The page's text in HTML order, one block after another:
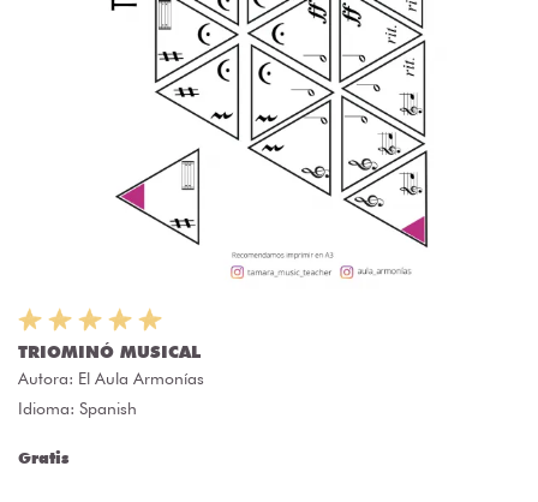
TRIOMINÓ MUSICAL
Autora: El Aula Armonías
Idioma: Spanish
Gratis